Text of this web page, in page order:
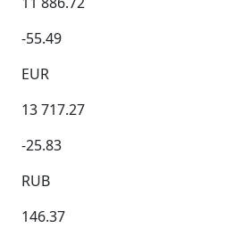
-55.49
EUR
13 717.27
-25.83
RUB
146.37